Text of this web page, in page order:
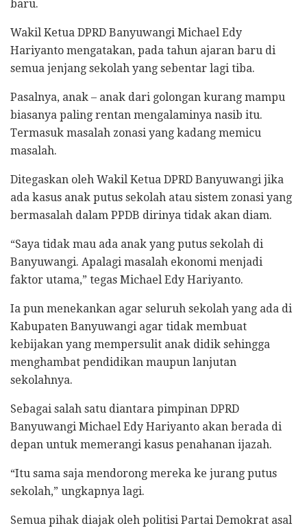
baru.
Wakil Ketua DPRD Banyuwangi Michael Edy
Hariyanto mengatakan, pada tahun ajaran baru di
semua jenjang sekolah yang sebentar lagi tiba.
Pasalnya, anak – anak dari golongan kurang mampu
biasanya paling rentan mengalaminya nasib itu.
Termasuk masalah zonasi yang kadang memicu
masalah.
Ditegaskan oleh Wakil Ketua DPRD Banyuwangi jika
ada kasus anak putus sekolah atau sistem zonasi yang
bermasalah dalam PPDB dirinya tidak akan diam.
“Saya tidak mau ada anak yang putus sekolah di
Banyuwangi. Apalagi masalah ekonomi menjadi
faktor utama,” tegas Michael Edy Hariyanto.
Ia pun menekankan agar seluruh sekolah yang ada di
Kabupaten Banyuwangi agar tidak membuat
kebijakan yang mempersulit anak didik sehingga
menghambat pendidikan maupun lanjutan
sekolahnya.
Sebagai salah satu diantara pimpinan DPRD
Banyuwangi Michael Edy Hariyanto akan berada di
depan untuk memerangi kasus penahanan ijazah.
“Itu sama saja mendorong mereka ke jurang putus
sekolah,” ungkapnya lagi.
Semua pihak diajak oleh politisi Partai Demokrat asal